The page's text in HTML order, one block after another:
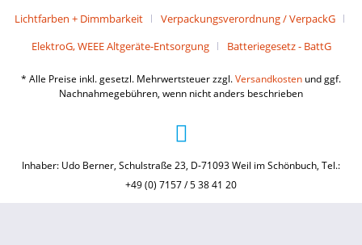
Lichtfarben + Dimmbarkeit
Verpackungsverordnung / VerpackG
ElektroG, WEEE Altgeräte-Entsorgung
Batteriegesetz - BattG
* Alle Preise inkl. gesetzl. Mehrwertsteuer zzgl.Versandkosten und ggf.
Nachnahmegebühren, wenn nicht anders beschrieben
Inhaber: Udo Berner, Schulstraße 23, D-71093 Weil im Schönbuch, Tel.:
+49 (0) 7157 / 5 38 41 20